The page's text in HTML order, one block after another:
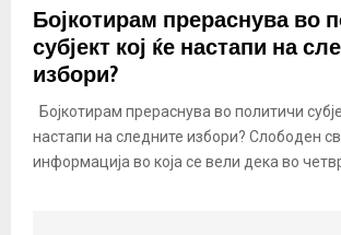
Бојкотирам прераснува во
субјект кој ќе настапи на
избори?
Бојкотирам прераснува во политичи
настапи на следните избори? Слободен
информација во која се вели дека во